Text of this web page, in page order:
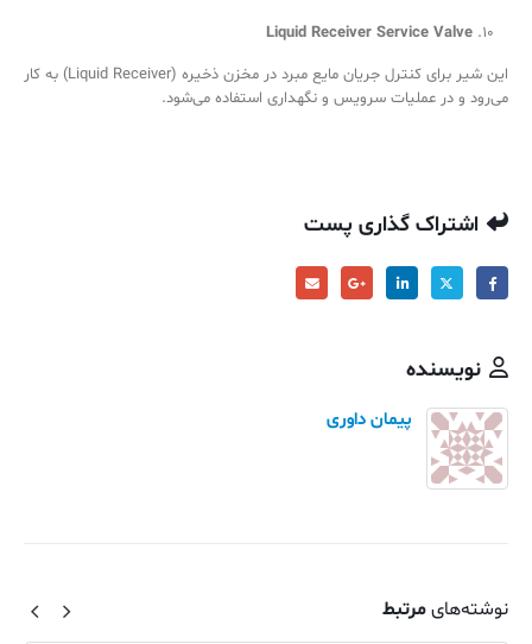
Liquid Receiver Service Valve
این شیر برای کنترل جریان مایع مبرد در مخزن ذخیره (Liquid Receiver) به کار
می‌رود و در عملیات سرویس و نگهداری استفاده می‌شود.
اشتراک گذاری پست
نویسنده
پیمان داوری
نوشته‌هایمرتبط